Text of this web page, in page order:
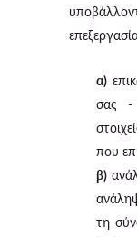
α)
σας -
που
β)
τη